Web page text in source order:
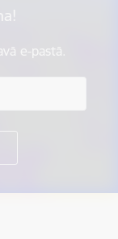
e-pastā.